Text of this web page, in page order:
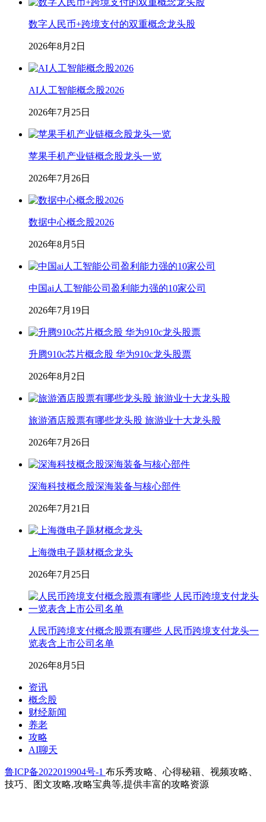
数字人民币+跨境支付的双重概念龙头股
2026年8月2日
AI人工智能概念股2026
2026年7月25日
苹果手机产业链概念股龙头一览
2026年7月26日
数据中心概念股2026
2026年8月5日
中国ai人工智能公司盈利能力强的10家公司
2026年7月19日
升腾910c芯片概念股 华为910c龙头股票
2026年8月2日
旅游酒店股票有哪些龙头股 旅游业十大龙头股
2026年7月26日
深海科技概念股深海装备与核心部件
2026年7月21日
上海微电子题材概念龙头
2026年7月25日
人民币跨境支付概念股票有哪些 人民币跨境支付龙头一
览表含上市公司名单
2026年8月5日
资讯
概念股
财经新闻
养老
攻略
AI聊天
鲁ICP备2022019904号-1 布乐秀攻略、心得秘籍、视频攻略、
技巧、图文攻略,攻略宝典等,提供丰富的攻略资源